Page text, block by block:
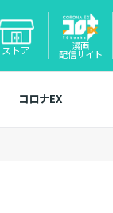
ストア 漫画
配信サイト
コロナEX